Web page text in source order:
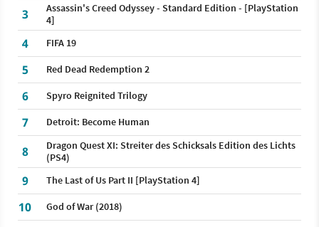
3
Assassin's Creed Odyssey - Standard Edition - [PlayStation
4]
4 FIFA 19
5 Red Dead Redemption 2
6 Spyro Reignited Trilogy
7 Detroit: Become Human
8
Dragon Quest XI: Streiter des Schicksals Edition des Lichts
(PS4)
9 The Last of Us Part II [PlayStation 4]
10 God of War (2018)